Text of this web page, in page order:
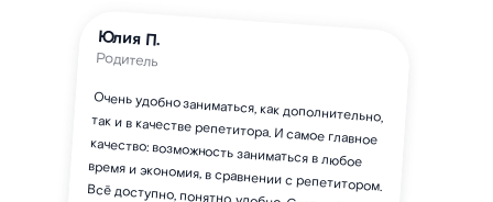
Юлия П.
Родитель
Очень удобно заниматься, как дополнительно,
так и в качестве репетитора. И самое главное
качество: возможность заниматься в любое
время и экономия, в сравнении с репетитором.
Всё доступно, понятно, удобно. Старший сын
занимается уже год дополнительно и если
требуется подтянуть знания по предметам.
Сейчас приобрела младшему сыну, готовимся
в 1 класс, есть удобное обучение в виде